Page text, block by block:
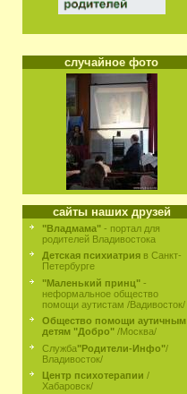
случайное фото
сайты наших друзей
"Владмама" - портал для
родителей Владивостока
Детская психиатрия в Санкт-
Петербурге
"Маленький принц" -
неформальное общество
помощи аутистам /Вадивосток/
Общество помощи аутичным
детям "Добро" /Москва/
Служба"Родители-Инфо"/
Владивосток/
Центр психотерапии /
Хабаровск/